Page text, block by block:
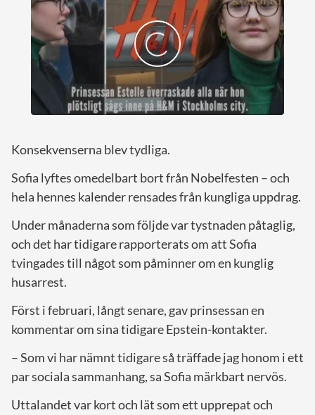
Konsekvenserna blev tydliga.
Sofia lyftes omedelbart bort från Nobelfesten – och
hela hennes kalender rensades från kungliga uppdrag.
Under månaderna som följde var tystnaden påtaglig,
och det har tidigare rapporterats om att Sofia
tvingades till något som påminner om en kunglig
husarrest.
Först i februari, långt senare, gav prinsessan en
kommentar om sina tidigare Epstein-kontakter.
– Som vi har nämnt tidigare så träffade jag honom i ett
par sociala sammanhang, sa Sofia märkbart nervös.
Uttalandet var kort och lät som ett upprepat och